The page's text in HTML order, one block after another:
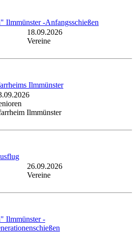
Ilmmünster -Anfangsschießen
18.09.2026
Vereine
Ilmmünster
Ilmmünster
26.09.2026
Vereine
Ilmmünster -